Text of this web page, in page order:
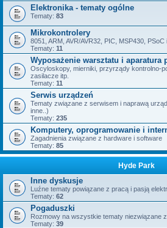
Elektronika - tematy ogólne
Tematy: 83
Mikrokontrolery
8051, ARM, AVR/AVR32, PIC, MSP430, PSoC
Tematy: 11
Wyposażenie warsztatu i aparatura
Oscyloskopy, mierniki, przyrządy kontrolno-
zasilacze itp.
Tematy: 11
Serwis urządzeń
Tematy związane z serwisem i naprawą
inne..)
Tematy: 235
Komputery, oprogramowanie i
Zagadnienia związane z hardware i software
Tematy: 85
Hyde Park
Inne dyskusje
Luźne tematy powiązane z pracą i pasją
Tematy: 62
Pogaduszki
Rozmowy na wszystkie tematy niezwiązane
Tematy: 39